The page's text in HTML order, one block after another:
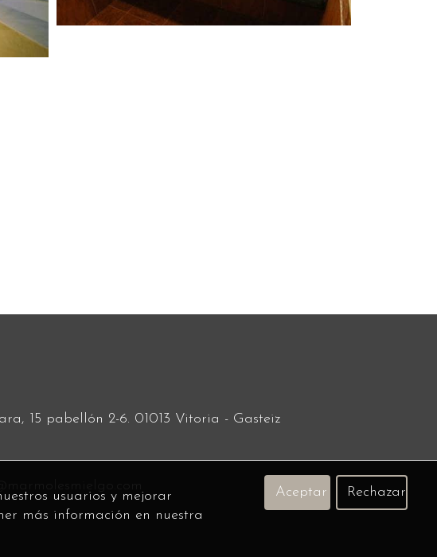
15 pabellón 2-6. 01013 Vitoria - Gasteiz
usuarios y mejorar
más información en nuestra
Aceptar Rechazar